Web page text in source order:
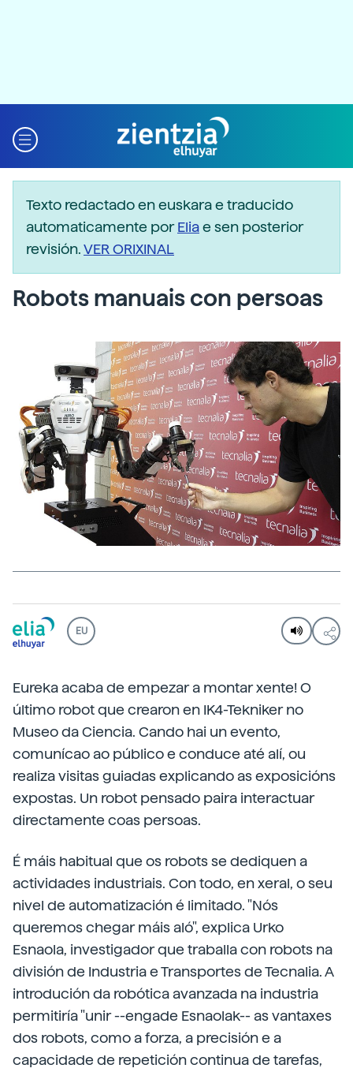
Texto redactado en euskara e traducido
automaticamente porEliae sen posterior
revisión.VER ORIXINAL
Robots manuais con persoas
EU
Eureka acaba de empezar a montar xente! O
último robot que crearon en IK4-Tekniker no
Museo da Ciencia. Cando hai un evento,
comunícao ao público e conduce até alí, ou
realiza visitas guiadas explicando as exposicións
expostas. Un robot pensado paira interactuar
directamente coas persoas.
É máis habitual que os robots se dediquen a
actividades industriais. Con todo, en xeral, o seu
nivel de automatización é limitado. "Nós
queremos chegar máis aló", explica Urko
Esnaola, investigador que traballa con robots na
división de Industria e Transportes de Tecnalia. A
introdución da robótica avanzada na industria
permitiría "unir --engade Esnaolak-- as vantaxes
dos robots, como a forza, a precisión e a
capacidade de repetición continua de tarefas,